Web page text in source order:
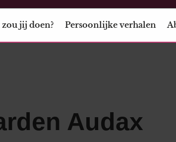
zou jij doen? Persoonlijke verhalen
Audax